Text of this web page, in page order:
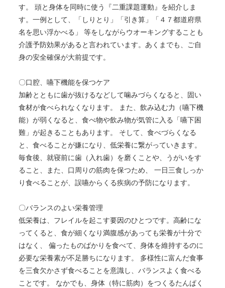
す。 頭と身体を同時に使う『二重課題運動』を紹介しま
す。一例として、「しりとり」「引き算」「４７都道府県
名を思い浮かべる」 等をしながらウオーキングすることも
介護予防効果があると言われています。あくまでも、ご自
身の安全確保が大前提です。
〇口腔、嚥下機能を保つケア
加齢とともに歯が抜けるなどして噛みづらくなると、固い
食材が食べられなくなります。 また、飲み込む力（嚥下機
能）が弱くなると、食べ物や飲み物が気管に入る「嚥下困
難」が起きることもあります。 そして、食べづらくなる
と、食べることが嫌になり、低栄養に繋がっていきます。
毎食後、就寝前に歯（入れ歯）を磨くことや、うがいをす
ること、また、口周りの筋肉を保つため、 一日三食しっか
り食べることが、誤嚥からくる疾病の予防になります。
〇バランスのよい栄養管理
低栄養は、フレイルを起こす要因のひとつです。高齢にな
ってくると、食が細くなり満腹感があっても栄養が十分で
はなく、 偏ったものばかりを食べて、身体を維持するのに
必要な栄養素が不足勝ちになります。 多様性に富んだ食事
を三食欠かさず食べることを意識し、バランスよく食べる
ことです。 なかでも、身体（特に筋肉）をつくるたんぱく